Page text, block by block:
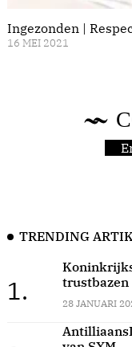
Ingezonden |
16 MEI 2021
TRENDING
1.
trustbazen
28 JANUARI